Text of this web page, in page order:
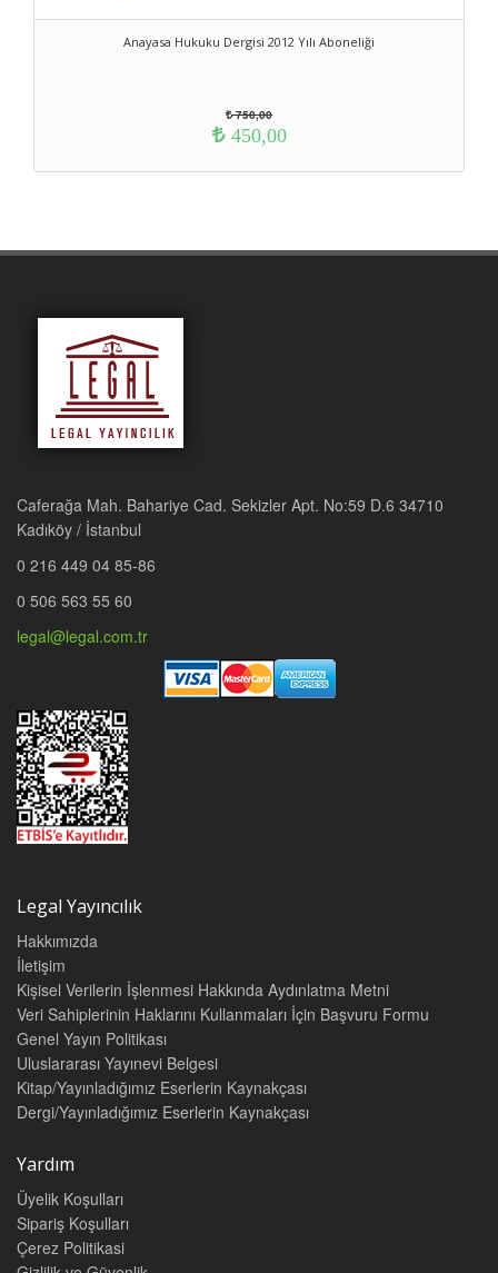
Anayasa Hukuku Dergisi 2012 Yılı Aboneliği
750,00
450,00
Caferağa Mah. Bahariye Cad. Sekizler Apt. No:59 D.6 34710
Kadıköy / İstanbul
0 216 449 04 85-86
0 506 563 55 60
legal@legal.com.tr
Legal Yayıncılık
Hakkımızda
İletişim
Kişisel Verilerin İşlenmesi Hakkında Aydınlatma Metni
Veri Sahiplerinin Haklarını Kullanmaları İçin Başvuru Formu
Genel Yayın Politikası
Uluslararası Yayınevi Belgesi
Kitap/Yayınladığımız Eserlerin Kaynakçası
Dergi/Yayınladığımız Eserlerin Kaynakçası
Yardım
Üyelik Koşulları
Sipariş Koşulları
Çerez Politikasi